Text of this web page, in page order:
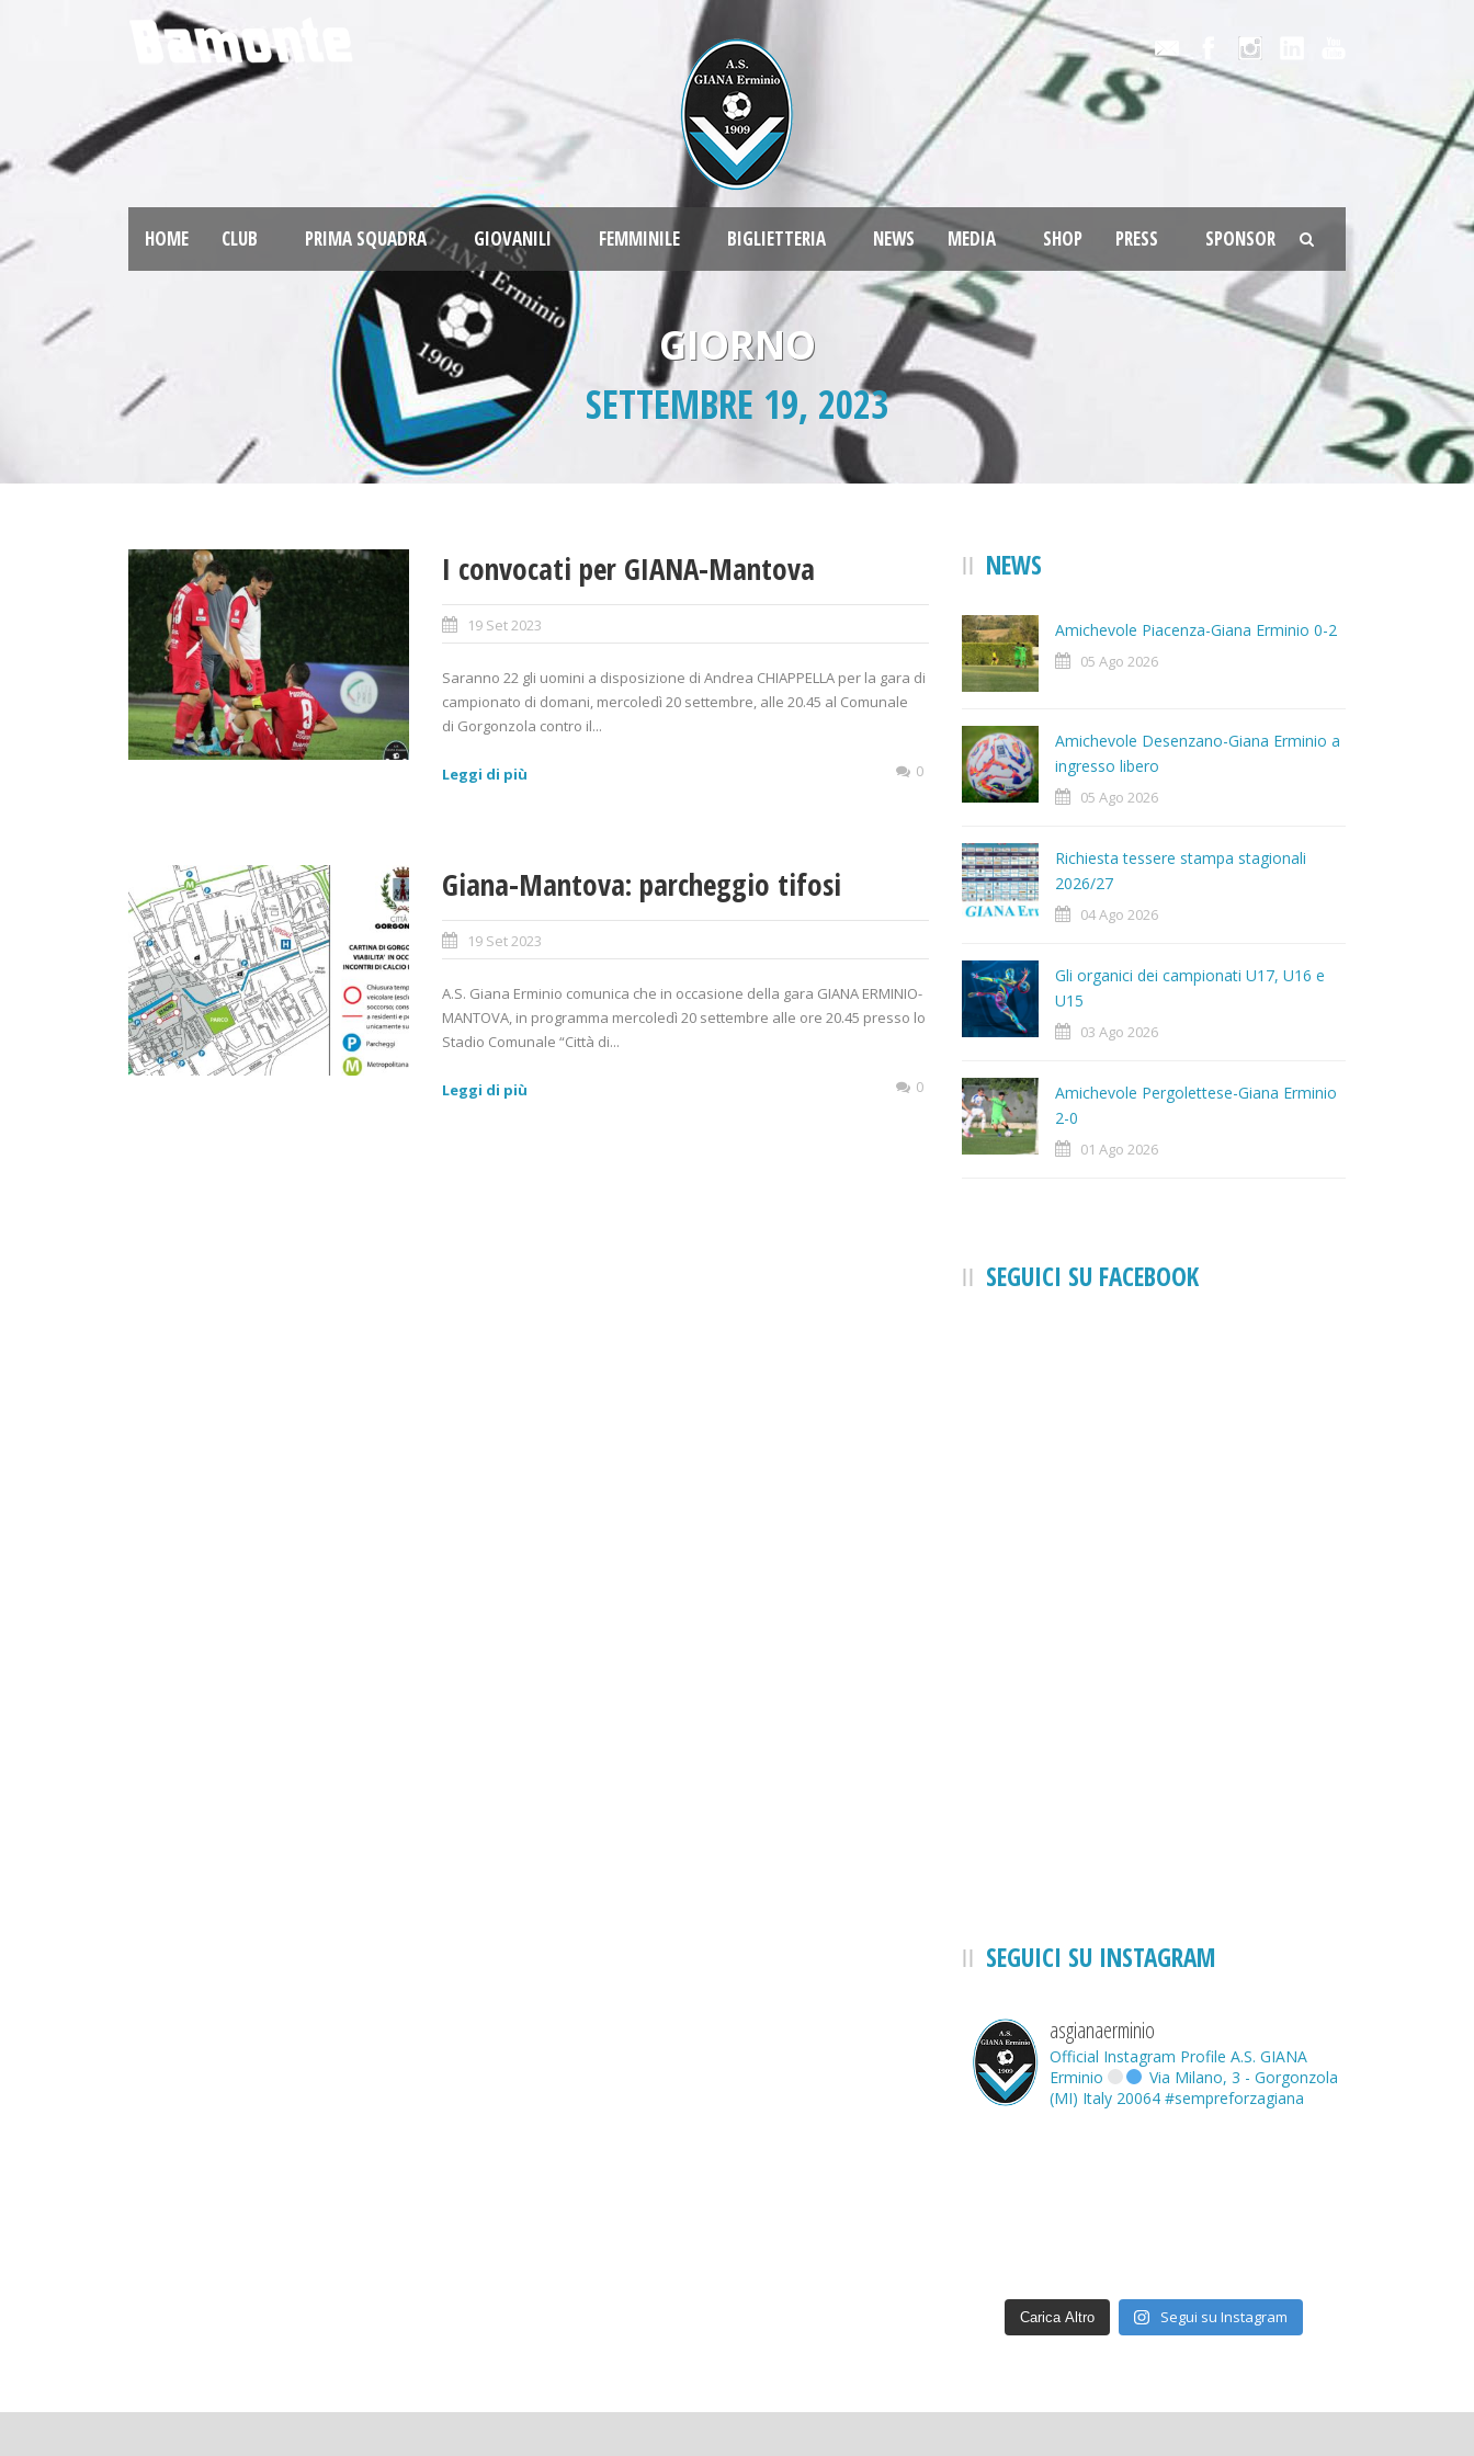
HOME CLUB PRIMA SQUADRA GIOVANILI FEMMINILE BIGLIETTERIA NEWS MEDIA SHOP PRESS SPONSOR
GIORNO
SETTEMBRE 19, 2023
I convocati per GIANA-Mantova
19 Set 2023
Saranno 22 gli uomini a disposizione di Andrea CHIAPPELLA per la gara di
campionato di domani, mercoledì 20 settembre, alle 20.45 al Comunale
di Gorgonzola contro il...
Leggi di più 0
Giana-Mantova: parcheggio tifosi
19 Set 2023
A.S. Giana Erminio comunica che in occasione della gara GIANA ERMINIO-
MANTOVA, in programma mercoledì 20 settembre alle ore 20.45 presso lo
Stadio Comunale “Città di...
Leggi di più 0
NEWS
Amichevole Piacenza-Giana Erminio 0-2
05 Ago 2026
Amichevole Desenzano-Giana Erminio a
ingresso libero
05 Ago 2026
Richiesta tessere stampa stagionali
2026/27
04 Ago 2026
Gli organici dei campionati U17, U16 e
U15
03 Ago 2026
Amichevole Pergolettese-Giana Erminio
2-0
01 Ago 2026
SEGUICI SU FACEBOOK
SEGUICI SU INSTAGRAM
asgianaerminio
Official Instagram Profile A.S. GIANA
Erminio
Via Milano, 3 - Gorgonzola
(MI) Italy 20064 #sempreforzagiana
Carica Altro Segui su Instagram